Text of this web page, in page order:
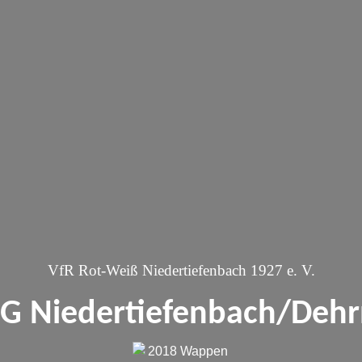
VfR Rot-Weiß Niedertiefenbach 1927 e. V.
Niedertiefenbach/